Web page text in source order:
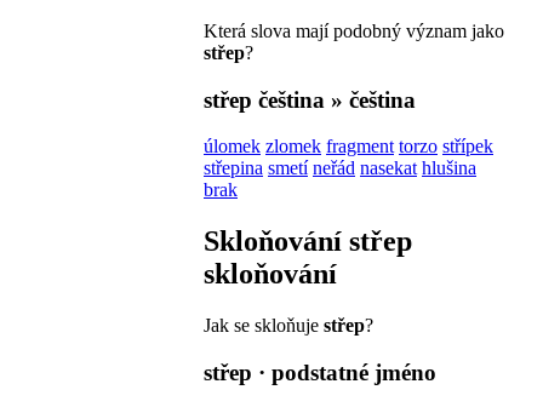
Která slova mají podobný význam jako
střep?
střep čeština » čeština
úlomek zlomek fragment torzo střípek
střepina smetí neřád nasekat hlušina
brak
Skloňování střep
skloňování
Jak se skloňuje střep?
střep · podstatné jméno